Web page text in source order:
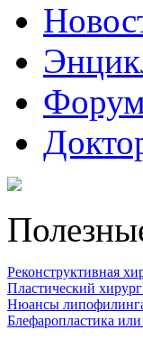
Реконструктивная
Пластический
Нюансы
Блефаропластика